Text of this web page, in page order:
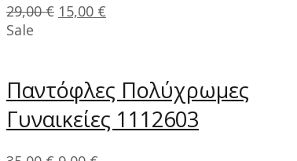
29,00€ 15,00 €
Sale
Παντόφλες Πολύχρωμες
Γυναικείες 1112603